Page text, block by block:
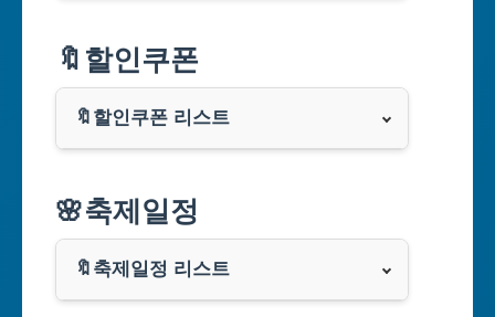
부산광역시
대구광역시
인천광역시
광주광역시
🔖할인쿠폰
🔖할인쿠폰 리스트
쿠팡
클룩
🌸축제일정
🔖축제일정 리스트